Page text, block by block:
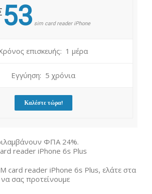
53 sim card reader iPhone
επισκευής: 1 μέρα
Εγγύηση: 5 χρόνια
Καλέστε τώρα!
ΦΠΑ 24%.
reader iPhone 6s Plus
card reader iPhone 6s Plus, ελάτε στα
σας προτείνουμε